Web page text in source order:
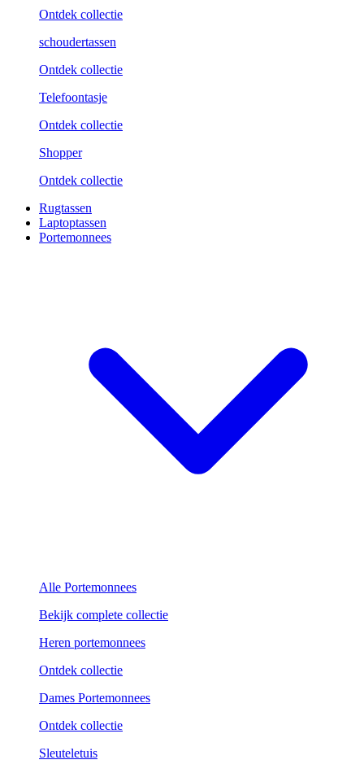
Ontdek collectie
schoudertassen
Ontdek collectie
Telefoontasje
Ontdek collectie
Shopper
Ontdek collectie
Rugtassen
Laptoptassen
Portemonnees
Alle Portemonnees
Bekijk complete collectie
Heren portemonnees
Ontdek collectie
Dames Portemonnees
Ontdek collectie
Sleuteletuis